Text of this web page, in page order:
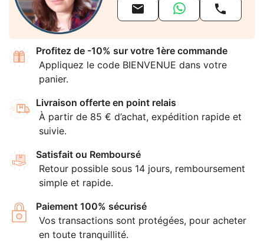
 
Profitez de -10% sur votre 1ère commande
Appliquez le code BIENVENUE dans votre
panier.
Livraison offerte en point relais
À partir de 85 € d’achat, expédition rapide et
suivie.
Satisfait ou Remboursé
Retour possible sous 14 jours, remboursement
simple et rapide.
Paiement 100% sécurisé
Vos transactions sont protégées, pour acheter
en toute tranquillité.